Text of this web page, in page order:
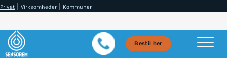
Privat | Virksomheder | Kommuner
Bestil her